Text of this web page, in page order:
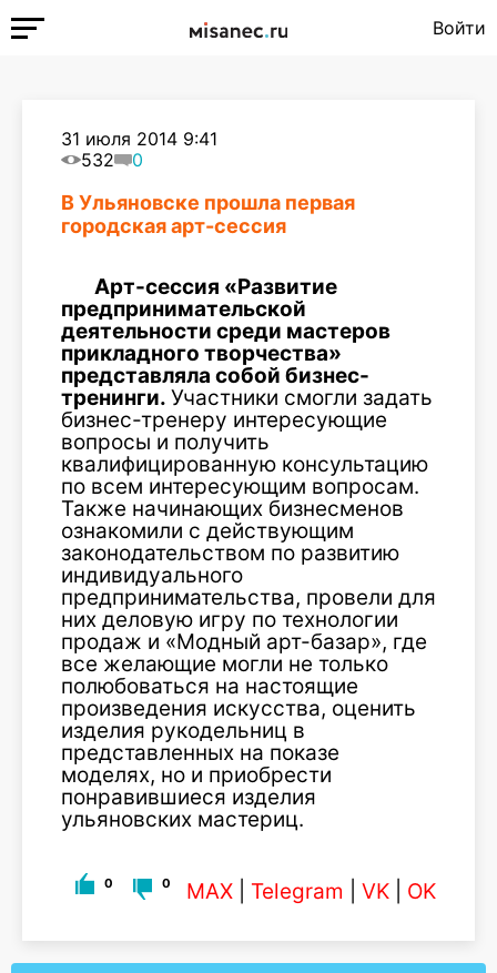
Войти
31 июля 2014 9:41
532
0
В Ульяновске прошла первая
городская арт-сессия
Арт-сессия «Развитие
предпринимательской
деятельности среди мастеров
прикладного творчества»
представляла собой бизнес-
тренинги. Участники смогли задать
бизнес-тренеру интересующие
вопросы и получить
квалифицированную консультацию
по всем интересующим вопросам.
Также начинающих бизнесменов
ознакомили с действующим
законодательством по развитию
индивидуального
предпринимательства, провели для
них деловую игру по технологии
продаж и «Модный арт-базар», где
все желающие могли не только
полюбоваться на настоящие
произведения искусства, оценить
изделия рукодельниц в
представленных на показе
моделях, но и приобрести
понравившиеся изделия
ульяновских мастериц.
0 0 MAX Telegram VK OK